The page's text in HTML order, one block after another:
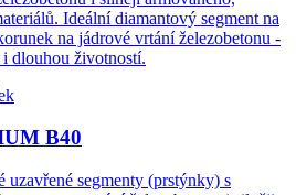
Ideální diamantový segment na
na jádrové vrtání železobetonu -
dlouhou životností.
B40
uzavřené segmenty (prstýnky) s